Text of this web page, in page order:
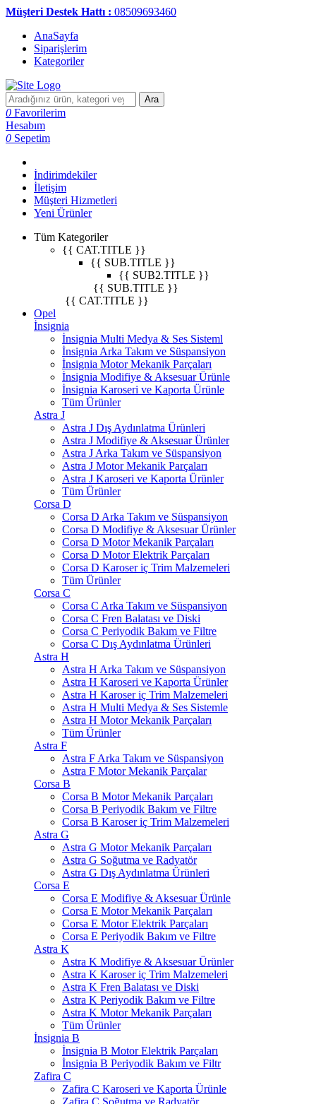
Müşteri Destek Hattı : 08509693460
AnaSayfa
Siparişlerim
Kategoriler
Ara
0 Favorilerim
Hesabım
0 Sepetim
İndirimdekiler
İletişim
Müşteri Hizmetleri
Yeni Ürünler
Tüm Kategoriler
{{ CAT.TITLE }}
{{ SUB.TITLE }}
{{ SUB2.TITLE }}
{{ SUB.TITLE }}
{{ CAT.TITLE }}
Opel
İnsignia
İnsignia Multi Medya & Ses Sisteml
İnsignia Arka Takım ve Süspansiyon
İnsignia Motor Mekanik Parçaları
İnsignia Modifiye & Aksesuar Ürünle
İnsignia Karoseri ve Kaporta Ürünle
Tüm Ürünler
Astra J
Astra J Dış Aydınlatma Ürünleri
Astra J Modifiye & Aksesuar Ürünler
Astra J Arka Takım ve Süspansiyon
Astra J Motor Mekanik Parçaları
Astra J Karoseri ve Kaporta Ürünler
Tüm Ürünler
Corsa D
Corsa D Arka Takım ve Süspansiyon
Corsa D Modifiye & Aksesuar Ürünler
Corsa D Motor Mekanik Parçaları
Corsa D Motor Elektrik Parçaları
Corsa D Karoser iç Trim Malzemeleri
Tüm Ürünler
Corsa C
Corsa C Arka Takım ve Süspansiyon
Corsa C Fren Balatası ve Diski
Corsa C Periyodik Bakım ve Filtre
Corsa C Dış Aydınlatma Ürünleri
Astra H
Astra H Arka Takım ve Süspansiyon
Astra H Karoseri ve Kaporta Ürünler
Astra H Karoser iç Trim Malzemeleri
Astra H Multi Medya & Ses Sistemle
Astra H Motor Mekanik Parçaları
Tüm Ürünler
Astra F
Astra F Arka Takım ve Süspansiyon
Astra F Motor Mekanik Parçalar
Corsa B
Corsa B Motor Mekanik Parçaları
Corsa B Periyodik Bakım ve Filtre
Corsa B Karoser iç Trim Malzemeleri
Astra G
Astra G Motor Mekanik Parçaları
Astra G Soğutma ve Radyatör
Astra G Dış Aydınlatma Ürünleri
Corsa E
Corsa E Modifiye & Aksesuar Ürünle
Corsa E Motor Mekanik Parçaları
Corsa E Motor Elektrik Parçaları
Corsa E Periyodik Bakım ve Filtre
Astra K
Astra K Modifiye & Aksesuar Ürünler
Astra K Karoser iç Trim Malzemeleri
Astra K Fren Balatası ve Diski
Astra K Periyodik Bakım ve Filtre
Astra K Motor Mekanik Parçaları
Tüm Ürünler
İnsignia B
İnsignia B Motor Elektrik Parçaları
İnsignia B Periyodik Bakım ve Filtr
Zafira C
Zafira C Karoseri ve Kaporta Ürünle
Zafira C Soğutma ve Radyatör